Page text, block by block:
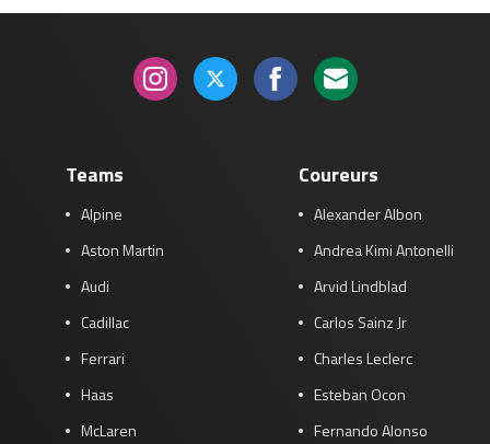
Teams
Alpine
Aston Martin
Audi
Cadillac
Ferrari
Haas
McLaren
Coureurs
Alexander Albon
Andrea Kimi Antonelli
Arvid Lindblad
Carlos Sainz Jr
Charles Leclerc
Esteban Ocon
Fernando Alonso